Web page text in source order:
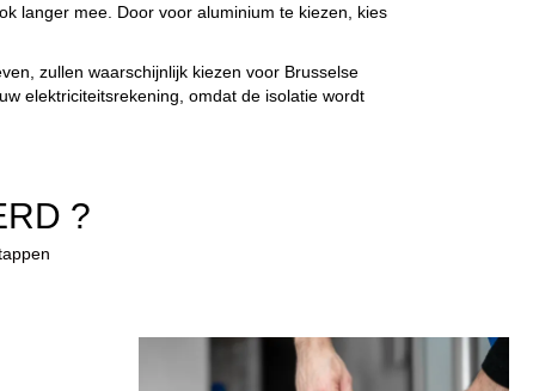
langer mee. Door voor aluminium te kiezen, kies
zullen waarschijnlijk kiezen voor Brusselse
elektriciteitsrekening, omdat de isolatie wordt
?